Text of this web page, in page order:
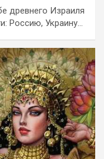
древнего Израиля
Россию, Украину…